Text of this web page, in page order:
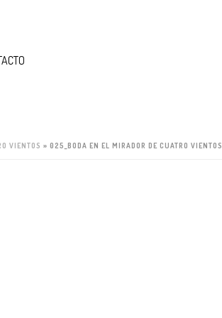
VIENTOS » 025_BODA EN EL MIRADOR DE CUATRO VIENTOS